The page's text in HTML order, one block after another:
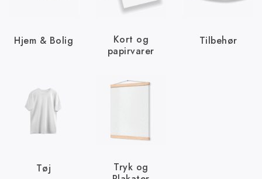
Hjem & Bolig
Kort og
papirvarer
Tilbehør
Tøj
Tryk og